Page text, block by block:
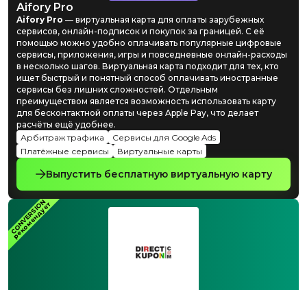
Aifory Pro
Aifory Pro — виртуальная карта для оплаты зарубежных
сервисов, онлайн-подписок и покупок за границей. С её
помощью можно удобно оплачивать популярные цифровые
сервисы, приложения, игры и повседневные онлайн-расходы
в несколько шагов. Виртуальная карта подходит для тех, кто
ищет быстрый и понятный способ оплачивать иностранные
сервисы без лишних сложностей. Отдельным
преимуществом является возможность использовать карту
для бесконтактной оплаты через Apple Pay, что делает
расчёты ещё удобнее.
Арбитраж трафика
Сервисы для Google Ads
Платёжные сервисы
Виртуальные карты
Выпустить бесплатную виртуальную карту
CONVERSION
рекомендует